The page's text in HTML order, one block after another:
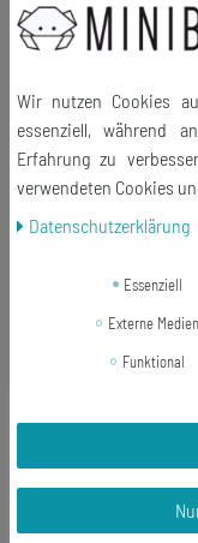
Material Anhänger:
Größe des Anhängers:
Kettenlänge: 80cm
möglich)
Lieferumfang: 1
Wir nutzen Cookies
essenziell, während
Erfahrung zu
verwendeten Cookies
Daten­schutz­erklärung
Essenziell
Externe Medien
Funktional